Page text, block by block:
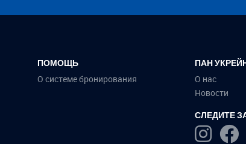
ПОМОЩЬ
О системе бронирования
ПАН
О нас
Новости
СЛЕДИТЕ